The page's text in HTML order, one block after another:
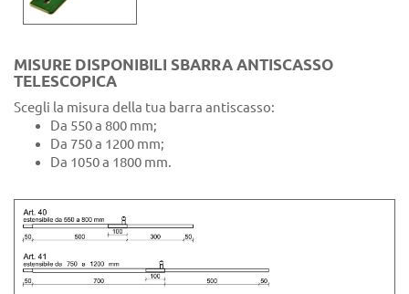
MISURE DISPONIBILI SBARRA ANTISCASSO
TELESCOPICA
Scegli la misura della tua barra antiscasso:
Da 550 a 800 mm;
Da 750 a 1200 mm;
Da 1050 a 1800 mm.